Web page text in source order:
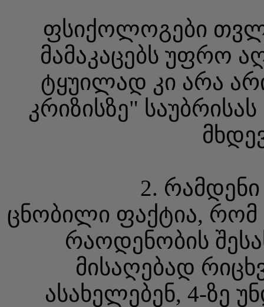
ფსიქოლოგები
მამაკაცებს უფრო
ტყუილად კი არა
კრიზისზე"
2.
ცნობილი ფაქტია, რომ
რაოდენობის
მისაღებად
ასახელებენ, 4-ზე